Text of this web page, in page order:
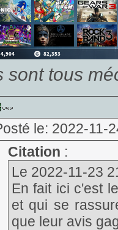
sont tous
le: 2022-11-
Citation :
Le 2022-11-23
En fait ici c'est
et qui se
que leur avis